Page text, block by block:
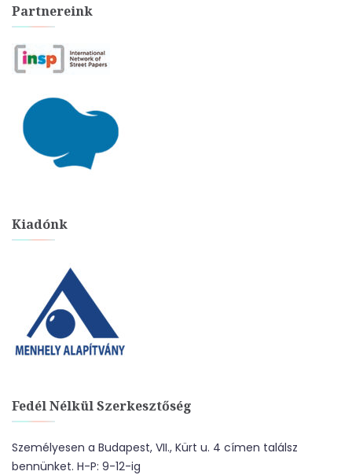
Partnereink
Kiadónk
Fedél Nélkül Szerkesztőség
Személyesen a Budapest, VII., Kürt u. 4 címen találsz
bennünket. H-P: 9-12-ig